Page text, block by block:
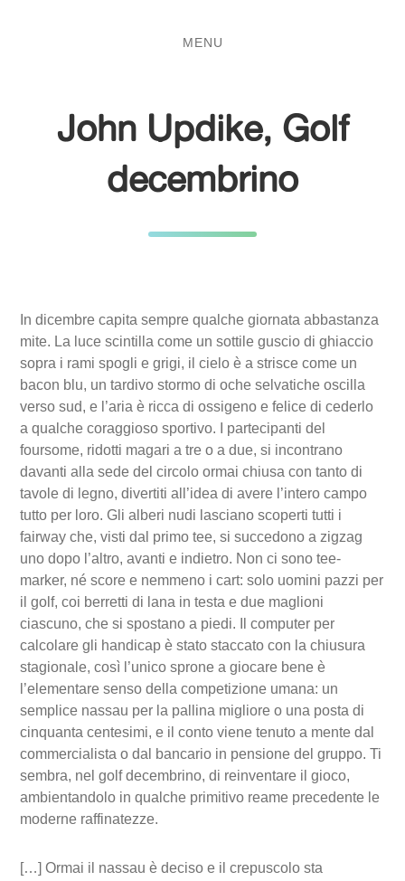
MENU
John Updike, Golf
decembrino
In dicembre capita sempre qualche giornata abbastanza
mite. La luce scintilla come un sottile guscio di ghiaccio
sopra i rami spogli e grigi, il cielo è a strisce come un
bacon blu, un tardivo stormo di oche selvatiche oscilla
verso sud, e l’aria è ricca di ossigeno e felice di cederlo
a qualche coraggioso sportivo. I partecipanti del
foursome, ridotti magari a tre o a due, si incontrano
davanti alla sede del circolo ormai chiusa con tanto di
tavole di legno, divertiti all’idea di avere l’intero campo
tutto per loro. Gli alberi nudi lasciano scoperti tutti i
fairway che, visti dal primo tee, si succedono a zigzag
uno dopo l’altro, avanti e indietro. Non ci sono tee-
marker, né score e nemmeno i cart: solo uomini pazzi per
il golf, coi berretti di lana in testa e due maglioni
ciascuno, che si spostano a piedi. Il computer per
calcolare gli handicap è stato staccato con la chiusura
stagionale, così l’unico sprone a giocare bene è
l’elementare senso della competizione umana: un
semplice nassau per la pallina migliore o una posta di
cinquanta centesimi, e il conto viene tenuto a mente dal
commercialista o dal bancario in pensione del gruppo. Ti
sembra, nel golf decembrino, di reinventare il gioco,
ambientandolo in qualche primitivo reame precedente le
moderne raffinatezze.
[…] Ormai il nassau è deciso e il crepuscolo sta